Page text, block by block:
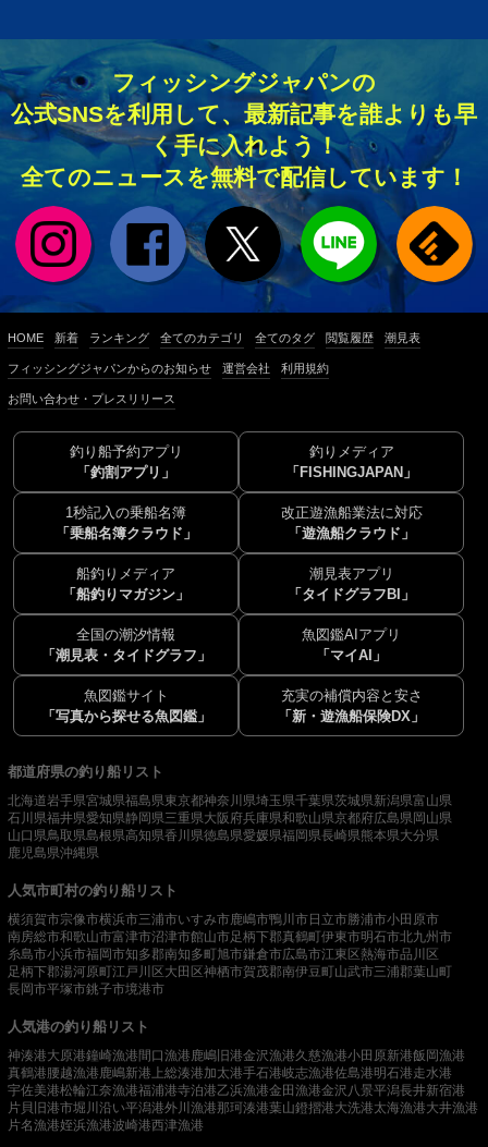
フィッシングジャパンの
公式SNSを利用して、最新記事を誰よりも早
く手に入れよう！
全てのニュースを無料で配信しています！
HOME 新着 ランキング 全てのカテゴリ 全てのタグ 閲覧履歴 潮見表
フィッシングジャパンからのお知らせ 運営会社 利用規約
お問い合わせ・プレスリリース
釣り船予約アプリ
「釣割アプリ」
釣りメディア
「FISHINGJAPAN」
1秒記入の乗船名簿
「乗船名簿クラウド」
改正遊漁船業法に対応
「遊漁船クラウド」
船釣りメディア
「船釣りマガジン」
潮見表アプリ
「タイドグラフBI」
全国の潮汐情報
「潮見表・タイドグラフ」
魚図鑑AIアプリ
「マイAI」
魚図鑑サイト
「写真から探せる魚図鑑」
充実の補償内容と安さ
「新・遊漁船保険DX」
都道府県の釣り船リスト
北海道岩手県宮城県福島県東京都神奈川県埼玉県千葉県茨城県新潟県富山県
石川県福井県愛知県静岡県三重県大阪府兵庫県和歌山県京都府広島県岡山県
山口県鳥取県島根県高知県香川県徳島県愛媛県福岡県長崎県熊本県大分県
鹿児島県沖縄県
人気市町村の釣り船リスト
横須賀市宗像市横浜市三浦市いすみ市鹿嶋市鴨川市 日立市勝浦市小田原市
南房総市和歌山市富津市沼津市館山市足柄下郡真鶴町伊東市明石市北九州市
糸島市小浜市福岡市知多郡南知多町旭市鎌倉市広島市江東区熱海市品川区
足柄下郡湯河原町江戸川区 大田区神栖市賀茂郡南伊豆町山武市三浦郡葉山町
長岡市平塚市銚子市境港市
人気港の釣り船リスト
神湊港大原港鐘崎漁港 間口漁港鹿嶋旧港金沢漁港久慈漁港小田原新港飯岡漁港
真鶴港 腰越漁港鹿嶋新港 上総湊港加太港手石港岐志漁港佐島港明石港走水港
宇佐美港松輪江奈漁港福浦港寺泊港乙浜漁港金田漁港金沢八景平潟長井新宿港
片貝旧港市堀川沿い平潟港外川漁港那珂湊港葉山鐙摺港大洗港太海漁港大井漁港
片名漁港姪浜漁港波崎港西津漁港